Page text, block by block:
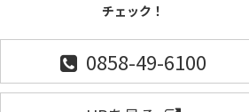
チェック！
0858-49-6100